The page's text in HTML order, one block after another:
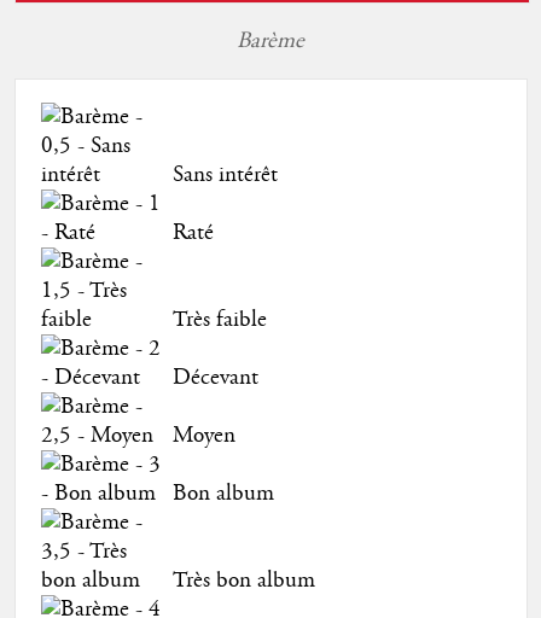
Barème
Sans intérêt
Raté
Très faible
Décevant
Moyen
Bon album
Très bon album